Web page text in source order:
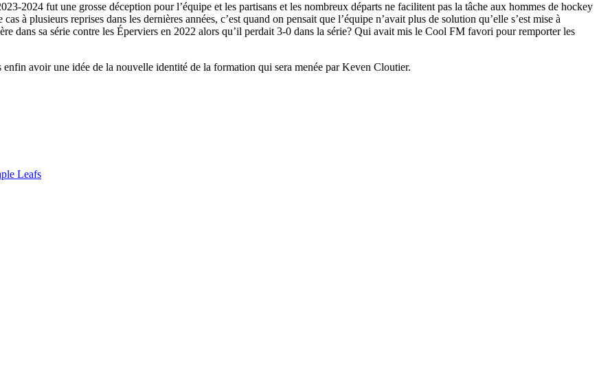
2024 fut une grosse déception pour l’équipe et les partisans et les nombreux départs ne facilitent pas la tâche aux hommes de hockey
à plusieurs reprises dans les dernières années, c’est quand on pensait que l’équipe n’avait plus de solution qu’elle s’est mise à
dans sa série contre les Éperviers en 2022 alors qu’il perdait 3-0 dans la série? Qui avait mis le Cool FM favori pour remporter les
enfin avoir une idée de la nouvelle identité de la formation qui sera menée par Keven Cloutier.
Leafs